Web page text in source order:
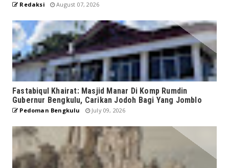
Redaksi August 07, 2026
Fastabiqul Khairat: Masjid Manar Di Komp Rumdin
Gubernur Bengkulu, Carikan Jodoh Bagi Yang Jomblo
Pedoman Bengkulu July 09, 2026